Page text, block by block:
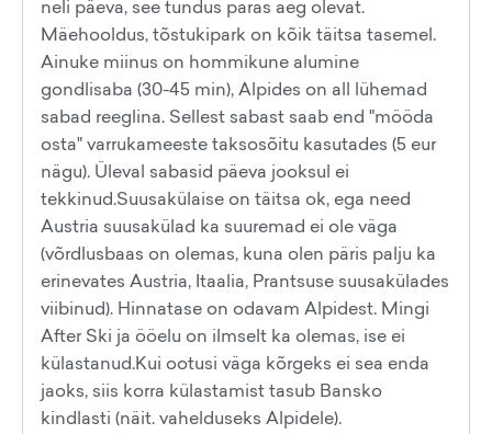
neli päeva, see tundus paras aeg olevat.
Mäehooldus, tõstukipark on kõik täitsa tasemel.
Ainuke miinus on hommikune alumine
gondlisaba (30-45 min), Alpides on all lühemad
sabad reeglina. Sellest sabast saab end "mööda
osta" varrukameeste taksosõitu kasutades (5 eur
nägu). Üleval sabasid päeva jooksul ei
tekkinud.Suusakülaise on täitsa ok, ega need
Austria suusakülad ka suuremad ei ole väga
(võrdlusbaas on olemas, kuna olen päris palju ka
erinevates Austria, Itaalia, Prantsuse suusakülades
viibinud). Hinnatase on odavam Alpidest. Mingi
After Ski ja ööelu on ilmselt ka olemas, ise ei
külastanud.Kui ootusi väga kõrgeks ei sea enda
jaoks, siis korra külastamist tasub Bansko
kindlasti (näit. vahelduseks Alpidele).